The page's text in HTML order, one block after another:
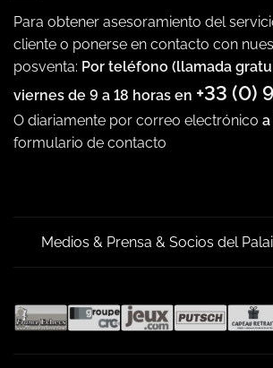
Para obtener asesoramiento del
cliente o ponerse en contacto con
posventa: Por teléfono (llamada
viernes de 9 a 18 horas en +33 (0)
O diariamente por correo electrónico
formulario de contacto
Medios & Prensa & Socios del